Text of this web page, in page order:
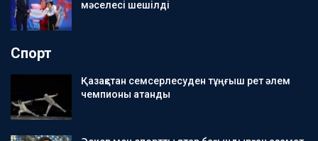
мәселесі шешілді
Спорт
Қазақстан семсерлесуден тұңғыш рет әлем
чемпионы атанды